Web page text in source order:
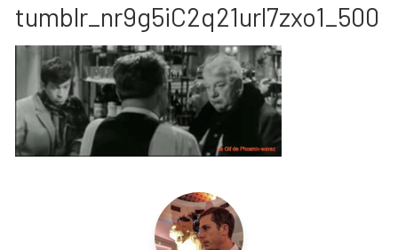
tumblr_nr9g5iC2q21url7zxo1_500